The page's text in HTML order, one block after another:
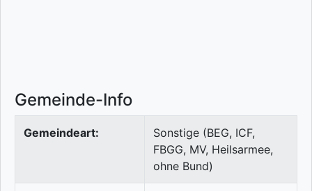
Gemeinde-Info
Gemeindeart:
Sonstige (BEG, ICF,
FBGG, MV, Heilsarmee,
ohne Bund)